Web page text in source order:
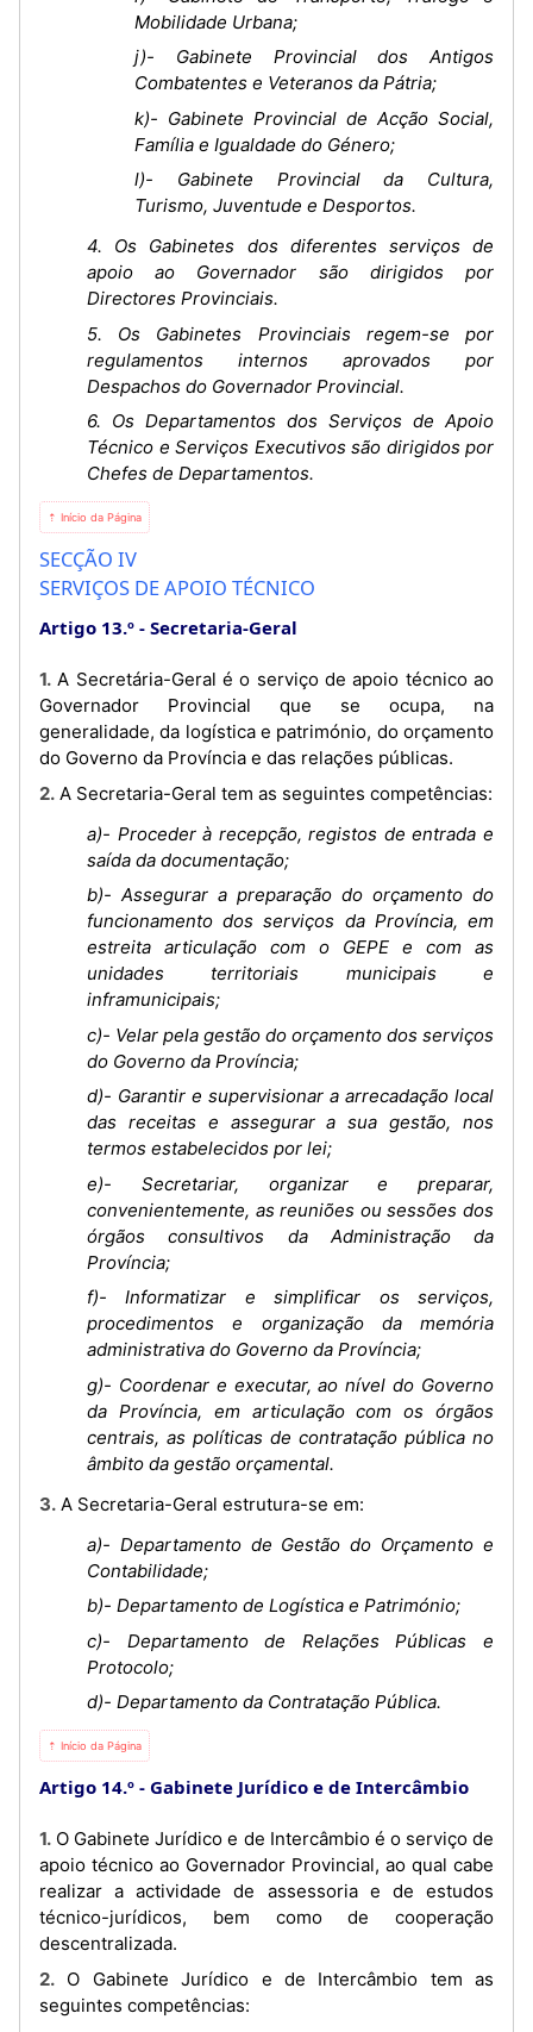
Mobilidade Urbana;
j)- Gabinete Provincial dos Antigos
Combatentes e Veteranos da Pátria;
k)- Gabinete Provincial de Acção Social,
Família e Igualdade do Género;
l)- Gabinete Provincial da Cultura,
Turismo, Juventude e Desportos.
4. Os Gabinetes dos diferentes serviços de
apoio ao Governador são dirigidos por
Directores Provinciais.
5. Os Gabinetes Provinciais regem-se por
regulamentos internos aprovados por
Despachos do Governador Provincial.
6. Os Departamentos dos Serviços de Apoio
Técnico e Serviços Executivos são dirigidos por
Chefes de Departamentos.
⇡ Início da Página
SECÇÃO IV
SERVIÇOS DE APOIO TÉCNICO
Artigo 13.º Secretaria-Geral
1. A Secretária-Geral é o serviço de apoio técnico ao
Governador Provincial que se ocupa, na
generalidade, da logística e património, do orçamento
do Governo da Província e das relações públicas.
2. A Secretaria-Geral tem as seguintes competências:
a)- Proceder à recepção, registos de entrada e
saída da documentação;
b)- Assegurar a preparação do orçamento do
funcionamento dos serviços da Província, em
estreita articulação com o GEPE e com as
unidades territoriais municipais e
inframunicipais;
c)- Velar pela gestão do orçamento dos serviços
do Governo da Província;
d)- Garantir e supervisionar a arrecadação local
das receitas e assegurar a sua gestão, nos
termos estabelecidos por lei;
e)- Secretariar, organizar e preparar,
convenientemente, as reuniões ou sessões dos
órgãos consultivos da Administração da
Província;
f)- Informatizar e simplificar os serviços,
procedimentos e organização da memória
administrativa do Governo da Província;
g)- Coordenar e executar, ao nível do Governo
da Província, em articulação com os órgãos
centrais, as políticas de contratação pública no
âmbito da gestão orçamental.
3. A Secretaria-Geral estrutura-se em:
a)- Departamento de Gestão do Orçamento e
Contabilidade;
b)- Departamento de Logística e Património;
c)- Departamento de Relações Públicas e
Protocolo;
d)- Departamento da Contratação Pública.
⇡ Início da Página
Artigo 14.º Gabinete Jurídico e de Intercâmbio
1. O Gabinete Jurídico e de Intercâmbio é o serviço de
apoio técnico ao Governador Provincial, ao qual cabe
realizar a actividade de assessoria e de estudos
técnico-jurídicos, bem como de cooperação
descentralizada.
2. O Gabinete Jurídico e de Intercâmbio tem as
seguintes competências: